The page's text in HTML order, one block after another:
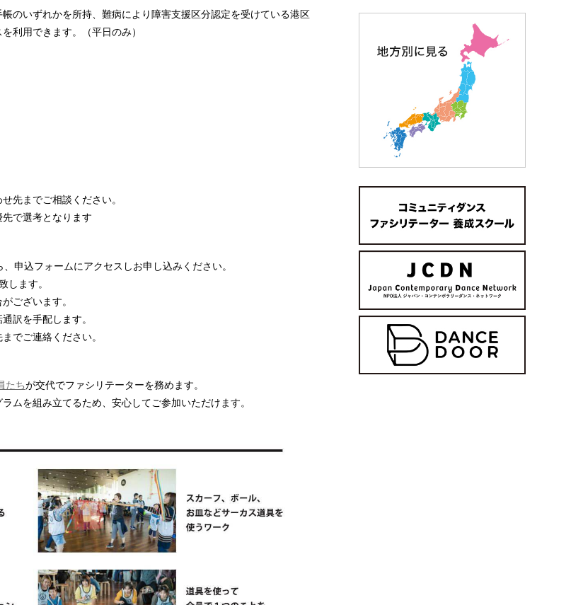
のいずれかを所持、難病により障害支援区分認定を受けている港区
利用できます。（平日のみ）
先までご相談ください。
で選考となります
申込フォームにアクセスしお申し込みください。
します。
ございます。
訳を手配します。
でご連絡ください。
たちが交代でファシリテーターを務めます。
ムを組み立てるため、安心してご参加いただけます。